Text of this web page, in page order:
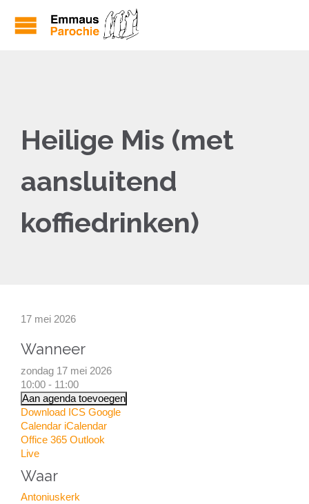
Heilige Mis (met
aansluitend
koffiedrinken)
17 mei 2026
Wanneer
zondag 17 mei 2026
10:00 - 11:00
Aan agenda toevoegen
Download ICS Google
Calendar iCalendar
Office 365 Outlook
Live
Waar
Antoniuskerk